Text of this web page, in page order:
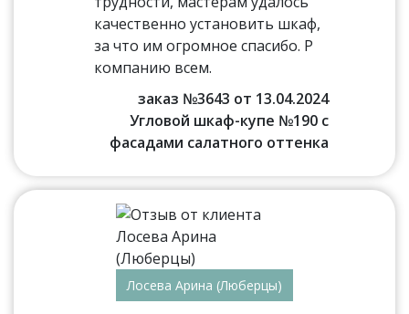
качественно установить шкаф,
за что им огромное спасибо. Р
компанию всем.
заказ №3643 от 13.04.2024
Угловой шкаф-купе №190 с
фасадами салатного оттенка
Лосева Арина (Люберцы)